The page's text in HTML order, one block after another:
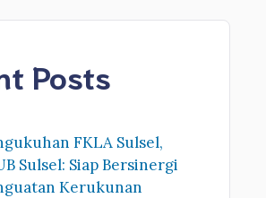
Posts
FKLA Sulsel,
Sulsel: Siap Bersinergi
Kerukunan